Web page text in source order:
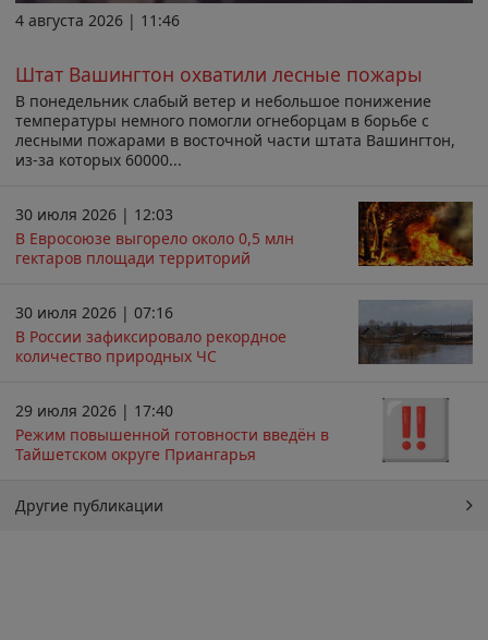
4 августа 2026 | 11:46
Штат Вашингтон охватили лесные пожары
В понедельник слабый ветер и небольшое понижение
температуры немного помогли огнеборцам в борьбе с
лесными пожарами в восточной части штата Вашингтон,
из-за которых 60000...
30 июля 2026 | 12:03
В Евросоюзе выгорело около 0,5 млн
гектаров площади территорий
30 июля 2026 | 07:16
В России зафиксировало рекордное
количество природных ЧС
29 июля 2026 | 17:40
Режим повышенной готовности введён в
Тайшетском округе Приангарья
Другие публикации